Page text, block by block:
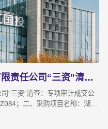
湖南湘江新区棚改投资有限责任公司“三资”清查 专项审计成交公告
“三资”清查：专项审计成交公
；二、采购项目名称：湖南
鉴联合会计师事务所（普通合